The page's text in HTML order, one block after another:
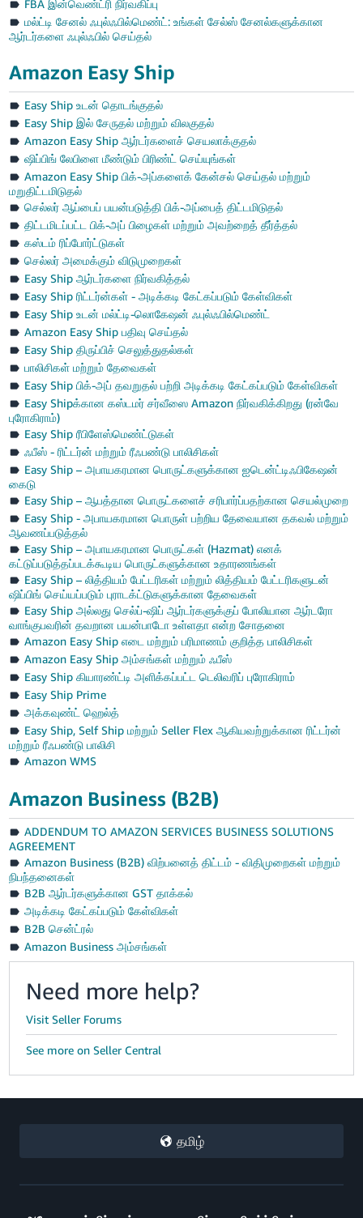
FBA இன்வெண்ட்ரி நிர்வகிப்பு
மல்ட்டி சேனல் ஃபுல்ஃபில்மெண்ட்: உங்கள் சேல்ஸ் சேனல்களுக்கான
ஆர்டர்களை ஃபுல்ஃபில் செய்தல்
Amazon Easy Ship
Easy Ship உடன் தொடங்குதல்
Easy Ship இல் சேருதல் மற்றும் விலகுதல்
Amazon Easy Ship ஆர்டர்களைச் செயலாக்குதல்
ஷிப்பிங் லேபிளை மீண்டும் பிரிண்ட் செய்யுங்கள்
Amazon Easy Ship பிக்-அப்களைக் கேன்சல் செய்தல் மற்றும்
மறுதிட்டமிடுதல்
செல்லர் ஆப்பைப் பயன்படுத்தி பிக்-அப்பைத் திட்டமிடுதல்
திட்டமிடப்பட்ட பிக்-அப் பிழைகள் மற்றும் அவற்றைத் தீர்த்தல்
கஸ்டம் ரிப்போர்ட்டுகள்
செல்லர் அமைக்கும் விடுமுறைகள்
Easy Ship ஆர்டர்களை நிர்வகித்தல்
Easy Ship ரிட்டர்ன்கள் - அடிக்கடி கேட்கப்படும் கேள்விகள்
Easy Ship உடன் மல்ட்டி-லொகேஷன் ஃபுல்ஃபில்மெண்ட்
Amazon Easy Ship பதிவு செய்தல்
Easy Ship திருப்பிச் செலுத்துதல்கள்
பாலிசிகள் மற்றும் தேவைகள்
Easy Ship பிக்-அப் தவறுதல் பற்றி அடிக்கடி கேட்கப்படும் கேள்விகள்
Easy Shipக்கான கஸ்டமர் சர்வீஸை Amazon நிர்வகிக்கிறது (ரன்வே
புரோகிராம்)
Easy Ship ரீபிளேஸ்மெண்ட்டுகள்
ஃபீஸ் - ரிட்டர்ன் மற்றும் ரீஃபண்டு பாலிசிகள்
Easy Ship – அபாயகரமான பொருட்களுக்கான ஐடென்ட்டிஃபிகேஷன்
கைடு
Easy Ship – ஆபத்தான பொருட்களைச் சரிபார்ப்பதற்கான செயல்முறை
Easy Ship - அபாயகரமான பொருள் பற்றிய தேவையான தகவல் மற்றும்
ஆவணப்படுத்தல்
Easy Ship – அபாயகரமான பொருட்கள் (Hazmat) எனக்
கட்டுப்படுத்தப்படக்கூடிய பொருட்களுக்கான உதாரணங்கள்
Easy Ship – லித்தியம் பேட்டரிகள் மற்றும் லித்தியம் பேட்டரிகளுடன்
ஷிப்பிங் செய்யப்படும் புராடக்ட்டுகளுக்கான தேவைகள்
Easy Ship அல்லது செல்ப்-ஷிப் ஆர்டர்களுக்குப் போலியான ஆர்டரோ
வாங்குபவரின் தவறான பயன்பாடோ உள்ளதா என்ற சோதனை
Amazon Easy Ship எடை மற்றும் பரிமாணம் குறித்த பாலிசிகள்
Amazon Easy Ship அம்சங்கள் மற்றும் ஃபீஸ்
Easy Ship கியாரண்ட்டி அளிக்கப்பட்ட டெலிவரிப் புரோகிராம்
Easy Ship Prime
அக்கவுண்ட் ஹெல்த்
Easy Ship, Self Ship மற்றும் Seller Flex ஆகியவற்றுக்கான ரிட்டர்ன்
மற்றும் ரீஃபண்டு பாலிசி
Amazon WMS
Amazon Business (B2B)
ADDENDUM TO AMAZON SERVICES BUSINESS SOLUTIONS
AGREEMENT
Amazon Business (B2B) விற்பனைத் திட்டம் - விதிமுறைகள் மற்றும்
நிபந்தனைகள்
B2B ஆர்டர்களுக்கான GST தாக்கல்
அடிக்கடி கேட்கப்படும் கேள்விகள்
B2B சென்ட்ரல்
Amazon Business அம்சங்கள்
Need more help?
Visit Seller Forums
See more on Seller Central
தமிழ்